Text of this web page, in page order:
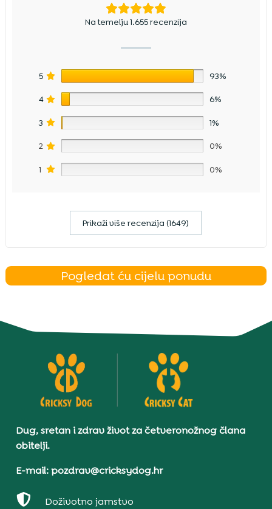
Na temelju 1.655 recenzija
5 93%
4 6%
3 1%
2 0%
1 0%
Prikaži više recenzija (1649)
Pogledat ću cijelu ponudu
Dug, sretan i zdrav život za četveronožnog člana
obitelji.
E-mail: pozdrav@cricksydog.hr
 Doživotno jamstvo